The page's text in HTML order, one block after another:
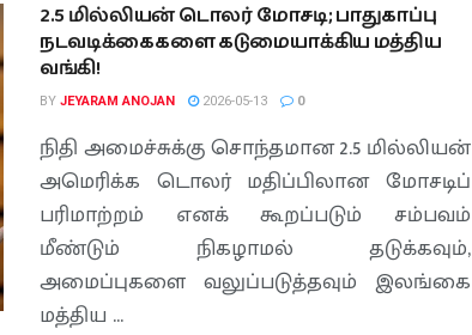
2.5 மில்லியன் டொலர் மோசடி; பாதுகாப்பு
நடவடிக்கைகளை கடுமையாக்கிய மத்திய
வங்கி!
BY JEYARAM ANOJAN 2026-05-13 0
நிதி அமைச்சுக்கு சொந்தமான 2.5 மில்லியன்
அமெரிக்க டொலர் மதிப்பிலான மோசடிப்
பரிமாற்றம் எனக் கூறப்படும் சம்பவம்
மீண்டும் நிகழாமல் தடுக்கவும்,
அமைப்புகளை வலுப்படுத்தவும் இலங்கை
மத்திய ...